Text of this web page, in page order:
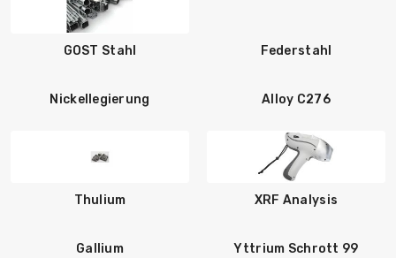
GOST Stahl Federstahl
Nickellegierung Alloy C276
Thulium XRF Analysis
Gallium Yttrium Schrott 99